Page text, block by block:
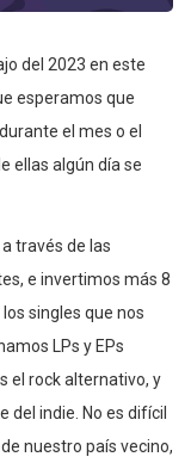
del 2023 en este
esperamos que
el mes o el
ellas algún día se
través de las
e invertimos más 8
singles que nos
LPs y EPs
el rock alternativo, y
indie. No es difícil
nuestro país vecino,